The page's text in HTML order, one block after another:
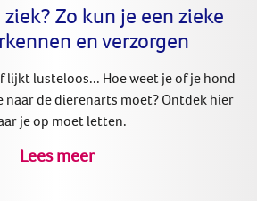
Zo kun je een zieke
en verzorgen
lijkt lusteloos... Hoe weet je of je hond
naar de dierenarts moet? Ontdek hier
je op moet letten.
Lees meer